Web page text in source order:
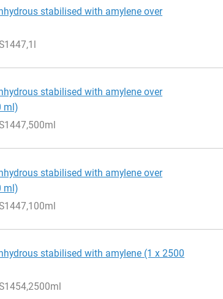
stabilised with amylene over
stabilised with amylene over
ml)
stabilised with amylene over
ml)
stabilised with amylene (1 x 2500